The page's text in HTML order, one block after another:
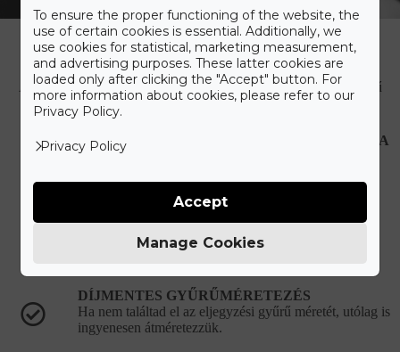
Ismerd meg a Gyűrű Neked
Care+ csomagot
A maximális kényelmet szem előtt tartva állítottuk össze a Gyűrű
Neked Care+ csomagot, melyet alább olvashat.
HIBÁS, VAGY SÉRÜLT ÉKSZEREK JAVÍTÁSA
Újonnan vásárolt hibás ékszer esetén teljes mértékben
KORLÁTLAN ÉKSZERTISZTÍTÁSI
LEHETŐSÉG
Ékszered eredeti csillogását bármikor ingyenesen
DÍJMENTES GYŰRŰMÉRETEZÉS
Ha nem találtad el az eljegyzési gyűrű méretét, utólag is
ingyenesen átméretezzük.
To ensure the proper functioning of the website, the
use of certain cookies is essential. Additionally, we
use cookies for statistical, marketing measurement,
and advertising purposes. These latter cookies are
loaded only after clicking the "Accept" button. For
more information about cookies, please refer to our
Privacy Policy.
Privacy Policy
Manage Cookies
Accept